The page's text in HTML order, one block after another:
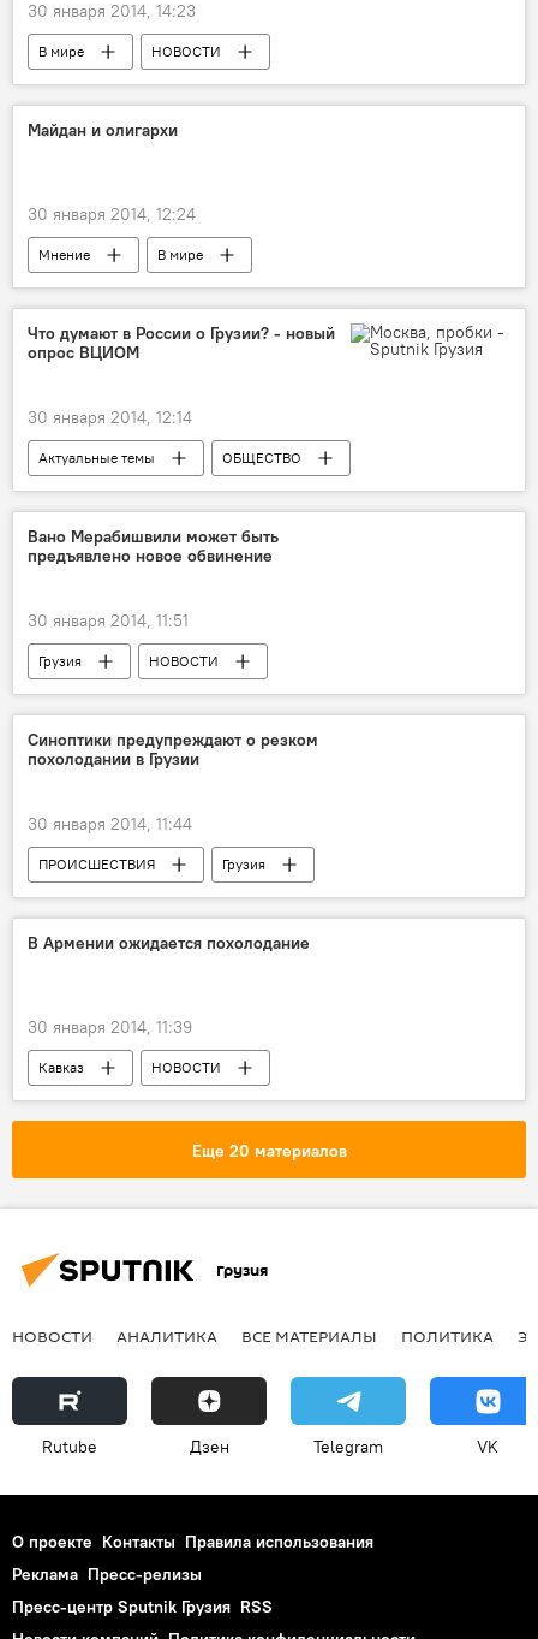
30 января 2014, 14:23
В мире НОВОСТИ
Майдан и олигархи
30 января 2014, 12:24
Мнение В мире
Что думают в России о Грузии? - новый
опрос ВЦИОМ
30 января 2014, 12:14
Актуальные темы
ОБЩЕСТВО
Россия
НОВОСТИ Грузия
Вано Мерабишвили может быть
предъявлено новое обвинение
30 января 2014, 11:51
Грузия НОВОСТИ
Синоптики предупреждают о резком
похолодании в Грузии
30 января 2014, 11:44
ПРОИСШЕСТВИЯ
Грузия
НОВОСТИ
В Армении ожидается похолодание
30 января 2014, 11:39
Кавказ НОВОСТИ
Еще 20 материалов
Грузия
НОВОСТИ АНАЛИТИКА ВСЕ МАТЕРИАЛЫ ПОЛИТИКА
Rutube Дзен Telegram VK
О проекте Контакты Правила использования
Реклама Пресс-релизы
Пресс-центр Sputnik Грузия RSS